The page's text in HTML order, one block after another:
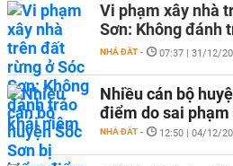
Vi phạm xây nhà
Sơn: Không đánh
NHÀ ĐẤT - 07:37 | 31/12/
Nhiều cán bộ
điểm do sai
NHÀ ĐẤT - 12:50 | 04/12/